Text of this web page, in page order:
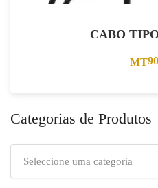
CABO
MT
Categorias de Produtos
Seleccione uma categoria